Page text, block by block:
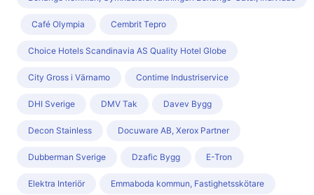
Café Olympia Cembrit Tepro
Choice Hotels Scandinavia AS Quality Hotel Globe
City Gross i Värnamo Contime Industriservice
DHI Sverige DMV Tak Davev Bygg
Decon Stainless Docuware AB, Xerox Partner
Dubberman Sverige Dzafic Bygg E-Tron
Elektra Interiör Emmaboda kommun, Fastighetsskötare